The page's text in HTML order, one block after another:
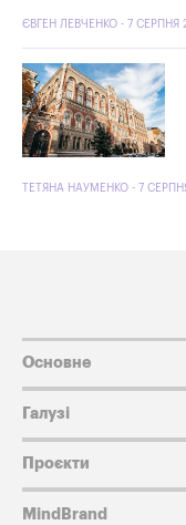
ЄВГЕН ЛЕВЧЕНКО - 7 СЕРПНЯ
ТЕТЯНА НАУМЕНКО - 7
Основне
Галузі
Проєкти
MindBrand